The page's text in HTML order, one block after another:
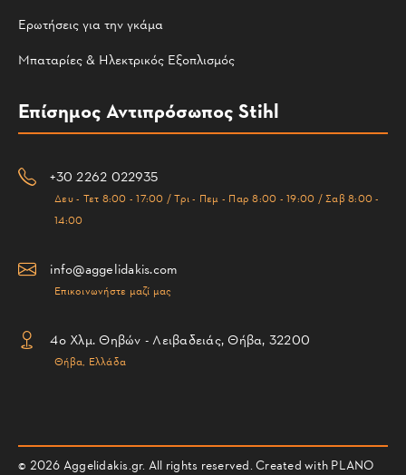
Ερωτήσεις για την γκάμα
Μπαταρίες & Ηλεκτρικός Εξοπλισμός
Επίσημος Αντιπρόσωπος Stihl
+30 2262 022935
Δευ - Τετ 8:00 - 17:00 / Τρι - Πεμ - Παρ 8:00 - 19:00 / Σαβ 8:00 -
14:00
info@aggelidakis.com
Επικοινωνήστε μαζί μας
4ο Χλμ. Θηβών - Λειβαδειάς, Θήβα, 32200
Θήβα, Ελλάδα
© 2026 Aggelidakis.gr. All rights reserved. Created with PLANO